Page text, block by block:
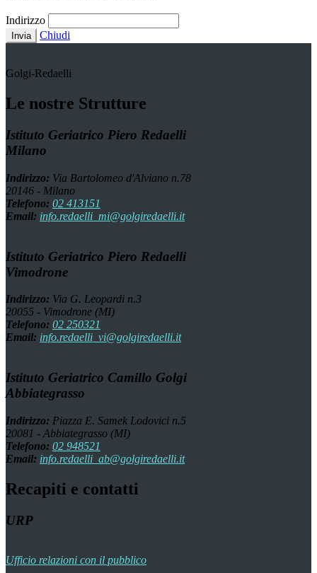
Indirizzo
Invia Chiudi
Golgi-Redaelli
Le nostre Strutture
Istituto Geriatrico Piero Redaelli
Milano
Indirizzo: Via Bartolomeo d'Alviano n.78
20146 - Milano
Telefono: 02 413151
Email: info.redaelli_mi@golgiredaelli.it
Istituto Geriatrico Piero Redaelli
Vimodrone
Indirizzo: Via G. Leopardi n.3
20055 - Vimodrone (MI)
Telefono: 02 250321
Email: info.redaelli_vi@golgiredaelli.it
Istituto Geriatrico Camillo Golgi
Abbiategrasso
Indirizzo: Piazza E. Samek Lodovici n.5
20081 - Abbiategrasso (MI)
Telefono: 02 948521
Email: info.redaelli_ab@golgiredaelli.it
Recapiti e contatti
URP
Ufficio relazioni con il pubblico